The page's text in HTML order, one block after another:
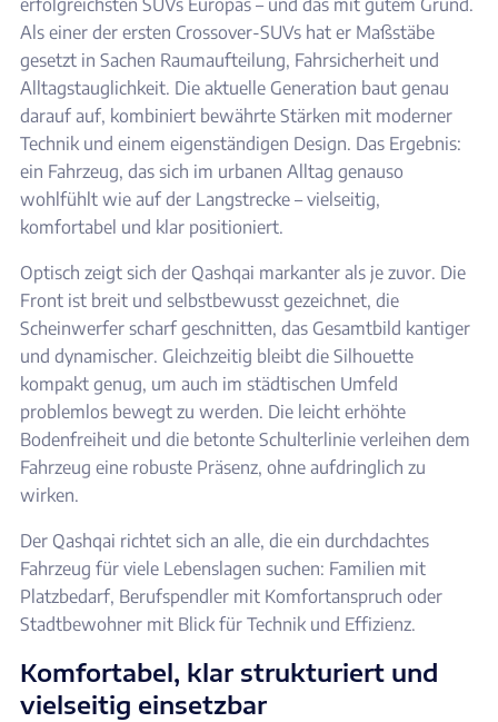
erfolgreichsten SUVs Europas – und das mit gutem Grund.
Als einer der ersten Crossover-SUVs hat er Maßstäbe
gesetzt in Sachen Raumaufteilung, Fahrsicherheit und
Alltagstauglichkeit. Die aktuelle Generation baut genau
darauf auf, kombiniert bewährte Stärken mit moderner
Technik und einem eigenständigen Design. Das Ergebnis:
ein Fahrzeug, das sich im urbanen Alltag genauso
wohlfühlt wie auf der Langstrecke – vielseitig,
komfortabel und klar positioniert.
Optisch zeigt sich der Qashqai markanter als je zuvor. Die
Front ist breit und selbstbewusst gezeichnet, die
Scheinwerfer scharf geschnitten, das Gesamtbild kantiger
und dynamischer. Gleichzeitig bleibt die Silhouette
kompakt genug, um auch im städtischen Umfeld
problemlos bewegt zu werden. Die leicht erhöhte
Bodenfreiheit und die betonte Schulterlinie verleihen dem
Fahrzeug eine robuste Präsenz, ohne aufdringlich zu
wirken.
Der Qashqai richtet sich an alle, die ein durchdachtes
Fahrzeug für viele Lebenslagen suchen: Familien mit
Platzbedarf, Berufspendler mit Komfortanspruch oder
Stadtbewohner mit Blick für Technik und Effizienz.
Komfortabel, klar strukturiert und
vielseitig einsetzbar